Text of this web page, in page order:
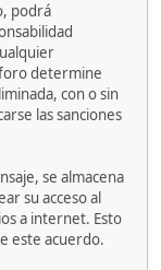
podrá
determine
con o sin
las sanciones
se almacena
su acceso al
a internet. Esto
este acuerdo.